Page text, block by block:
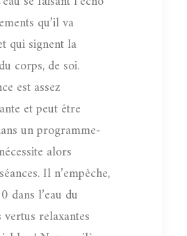
qu’il va
qui signent la
corps, de soi.
est assez
et peut être
un programme-
alors
Il n’empêche,
dans l’eau du
vertus relaxantes